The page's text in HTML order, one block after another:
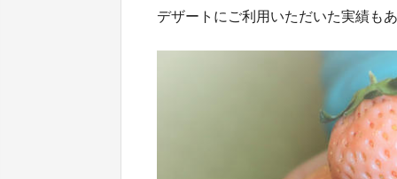
デザートにご利用いただいた実績も